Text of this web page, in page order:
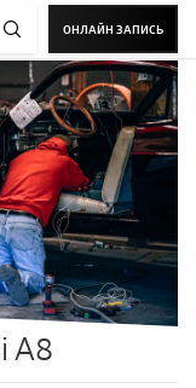
ОНЛАЙН ЗАПИСЬ
A8